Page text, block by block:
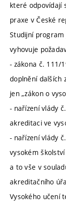
které odpovídají
praxe v České
Studijní
vyhovuje
- zákona č. 111/
doplnění dalších
jen „zákon o
- nařízení vlády
akreditaci ve
- nařízení vlády
vysokém školství
a to vše v
akreditačního
Vysokého učení